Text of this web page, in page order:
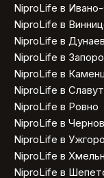
NiproLife в
NiproLife в
NiproLife в
NiproLife в
NiproLife в
NiproLife в
NiproLife в Ровно
NiproLife в
NiproLife в
NiproLife в
NiproLife в